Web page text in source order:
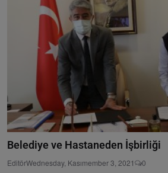
Belediye ve Hastaneden İşbirliği
EditörWednesday, Kasımember 3, 2021 0